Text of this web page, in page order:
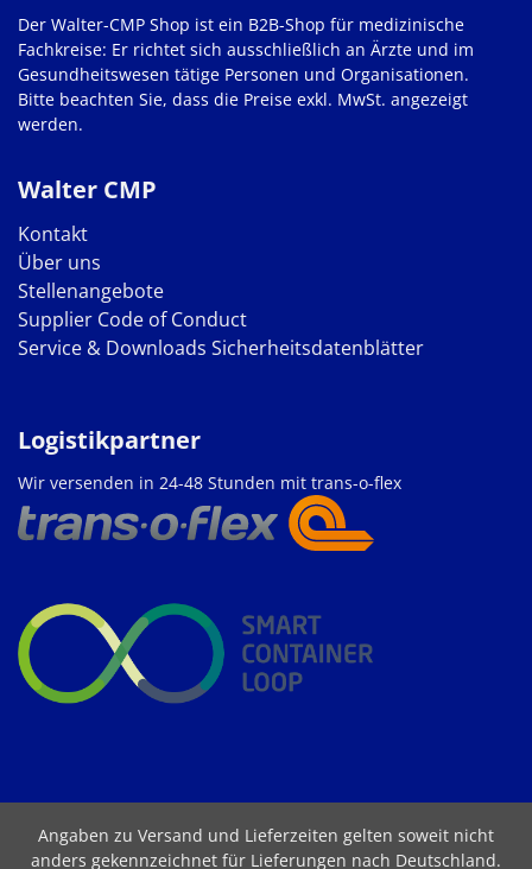
Walter CMP
Kontakt
Über uns
Stellenangebote
Supplier Code of Conduct
Service & Downloads Sicherheitsdatenblätter
Der Walter-CMP Shop ist ein B2B-Shop für medizinische
Fachkreise: Er richtet sich ausschließlich an Ärzte und im
Gesundheitswesen tätige Personen und Organisationen.
Bitte beachten Sie, dass die Preise exkl. MwSt. angezeigt
werden.
Logistikpartner
Wir versenden in 24-48 Stunden mit trans-o-flex
Angaben zu Versand und Lieferzeiten gelten soweit nicht
anders gekennzeichnet für Lieferungen nach Deutschland.